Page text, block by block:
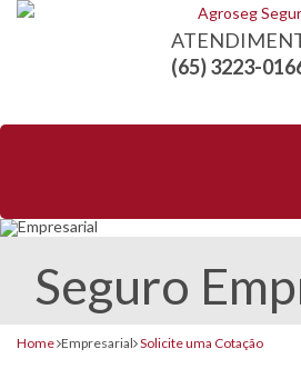
(65) 3223-
Seguro
Home Empresarial Solicite uma Cotação